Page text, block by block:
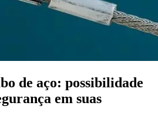
de aço: possibilidade
em suas